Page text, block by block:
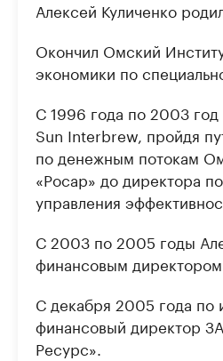
Алексей Куличенко
Окончил Омский
экономики по
С 1996 года по 2003 год
Sun Interbrew, пройдя
по денежным потокам
«Росар» до директора
управления
С 2003 по 2005 годы
финансовым
С декабря 2005 года
финансовый директор
Ресурс».